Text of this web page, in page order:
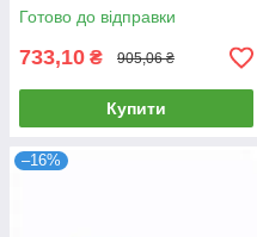
Готово до відправки
733,10 ₴ 905,06 ₴
Купити
–16%